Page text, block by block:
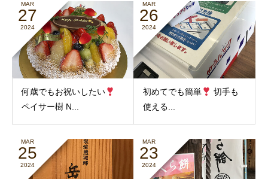
MAR
27
2024
何歳でもお祝いしたい
ペイサー樹 N...
MAR
26
2024
初めてでも簡単
切手も
使える...
MAR
25
2024
MAR
23
2024